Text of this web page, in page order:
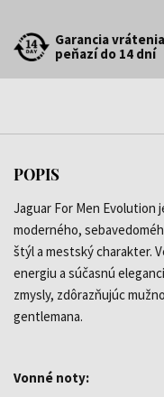
Garancia vrátenia
peňazí do 14 dní
POPIS
Jaguar For Men Evolution
moderného,
štýl a mestský charakter.
energiu a súčasnú
zmysly, zdôrazňujúc
gentlemana.
Vonné noty: